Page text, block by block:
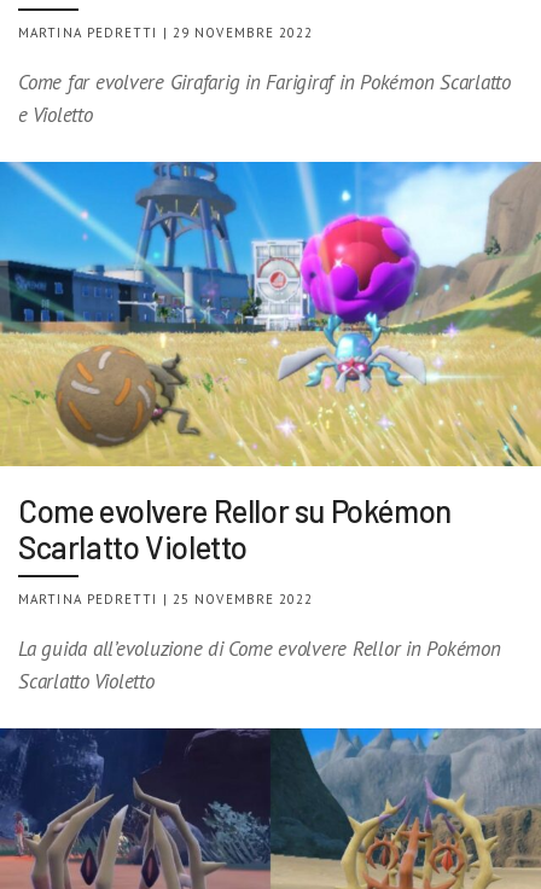
MARTINA PEDRETTI | 29 NOVEMBRE 2022
Come far evolvere Girafarig in Farigiraf in Pokémon Scarlatto
e Violetto
Come evolvere Rellor su Pokémon
Scarlatto Violetto
MARTINA PEDRETTI | 25 NOVEMBRE 2022
La guida all’evoluzione di Come evolvere Rellor in Pokémon
Scarlatto Violetto